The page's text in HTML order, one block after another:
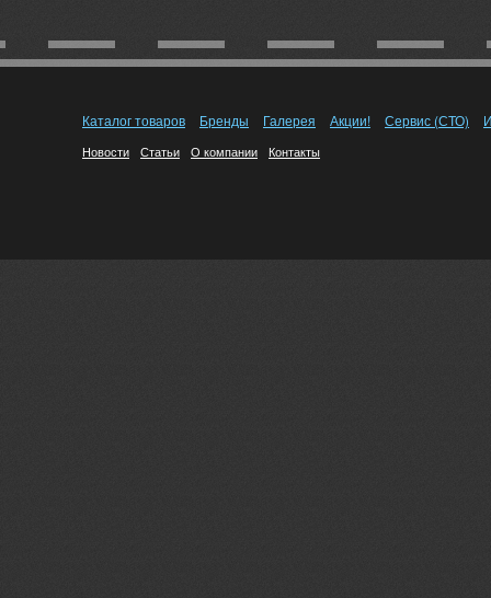
Каталог товаров Бренды Галерея Акции! Сервис (СТО)
Новости Статьи О компании Контакты